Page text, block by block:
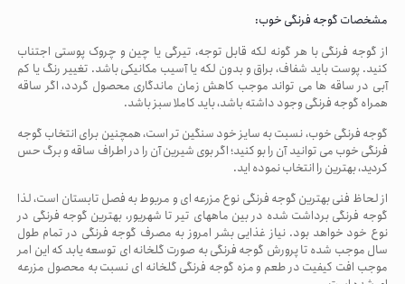
مشخصات گوجه فرنگی خوب:
از گوجه فرنگی با هر گونه لکه قابل توجه، تیرگی یا چین و چروک پوستی اجتناب
کنید. پوست باید شفاف، براق و بدون لکه یا آسیب مکانیکی باشد. تغییر رنگ یا کم
آبی در ساقه ها می تواند موجب کاهش زمان ماندگاری محصول گردد، اگر ساقه
همراه گوجه فرنگی وجود داشته باشد، باید کاملا سبز باشد.
گوجه فرنگی خوب، نسبت به سایز خود سنگین تر است، همچنین برای انتخاب گوجه
فرنگی خوب می توانید آن را بو کنید؛ اگر بوی شیرین آن را در اطراف ساقه و برگ حس
کردید، بهترین را انتخاب نموده اید.
از لحاظ فنی بهترین گوجه فرنگی نوع مزرعه ای و مربوط به فصل تابستان است، لذا
گوجه فرنگی برداشت شده در بین ماههای تیر تا شهریور، بهترین گوجه فرنگی در
نوع خود خواهد بود. نیاز غذایی بشر امروز به مصرف گوجه فرنگی در تمام طول
سال موجب شده تا پرورش گوجه فرنگی به صورت گلخانه ای توسعه یابد که این امر
موجب افت کیفیت در طعم و مزه گوجه فرنگی گلخانه ای نسبت به محصول مزرعه